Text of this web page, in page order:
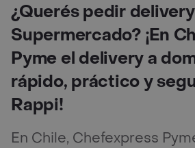
¿Querés pedir
Supermercado? ¡En
Pyme el delivery a
rápido, práctico y
Rappi!
En Chile, Chefexpress